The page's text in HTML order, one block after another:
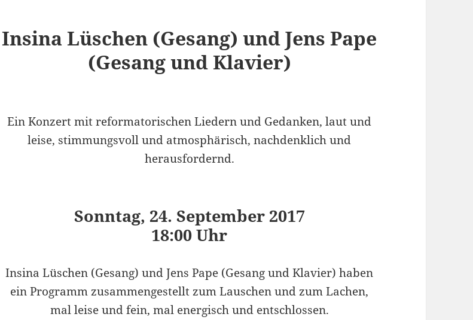
Insina Lüschen (Gesang) undJens Pape
(Gesang und Klavier)
Ein Konzert mit reformatorischen Liedern und Gedanken, laut und
leise, stimmungsvoll und atmosphärisch, nachdenklich und
herausfordernd.
Sonntag, 24. September 2017
18:00 Uhr
Insina Lüschen (Gesang) und Jens Pape (Gesang und Klavier) haben
ein Programm zusammengestellt zum Lauschen und zum Lachen,
mal leise und fein, mal energisch und entschlossen.